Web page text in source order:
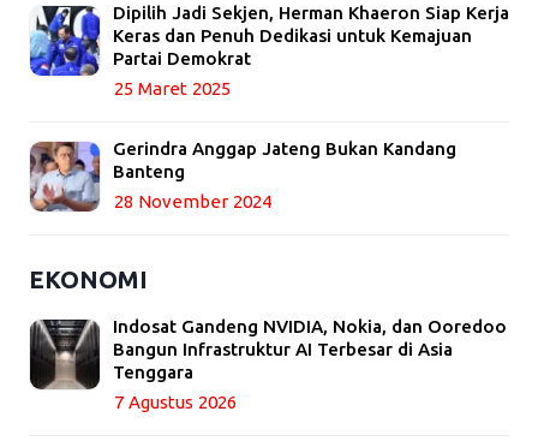
Dipilih Jadi Sekjen, Herman Khaeron Siap Kerja
Keras dan Penuh Dedikasi untuk Kemajuan
Partai Demokrat
25 Maret 2025
Gerindra Anggap Jateng Bukan Kandang
Banteng
28 November 2024
EKONOMI
Indosat Gandeng NVIDIA, Nokia, dan Ooredoo
Bangun Infrastruktur AI Terbesar di Asia
Tenggara
7 Agustus 2026